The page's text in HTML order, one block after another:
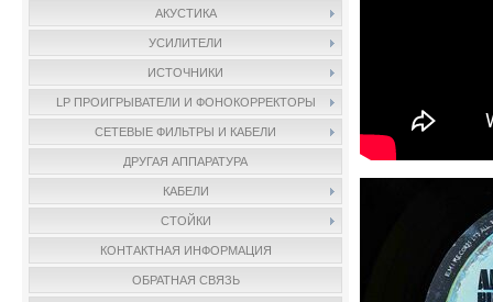
АКУСТИКА
УСИЛИТЕЛИ
ИСТОЧНИКИ
LP ПРОИГРЫВАТЕЛИ И ФОНОКОРРЕКТОРЫ
СЕТЕВЫЕ ФИЛЬТРЫ И КАБЕЛИ
ДРУГАЯ АППАРАТУРА
КАБЕЛИ
СТОЙКИ
КОНТАКТНАЯ ИНФОРМАЦИЯ
ОБРАТНАЯ СВЯЗЬ